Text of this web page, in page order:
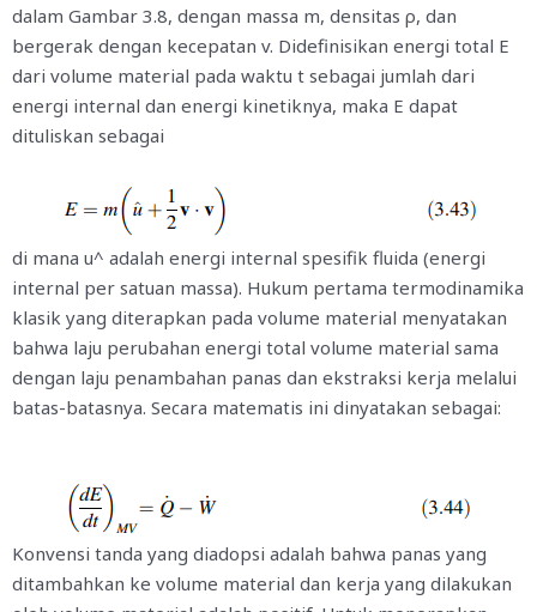
dalam Gambar 3.8, dengan massa m, densitas ρ, dan
bergerak dengan kecepatan v. Didefinisikan energi total E
dari volume material pada waktu t sebagai jumlah dari
energi internal dan energi kinetiknya, maka E dapat
dituliskan sebagai
di mana u^ adalah energi internal spesifik fluida (energi
internal per satuan massa). Hukum pertama termodinamika
klasik yang diterapkan pada volume material menyatakan
bahwa laju perubahan energi total volume material sama
dengan laju penambahan panas dan ekstraksi kerja melalui
batas-batasnya. Secara matematis ini dinyatakan sebagai:
Konvensi tanda yang diadopsi adalah bahwa panas yang
ditambahkan ke volume material dan kerja yang dilakukan